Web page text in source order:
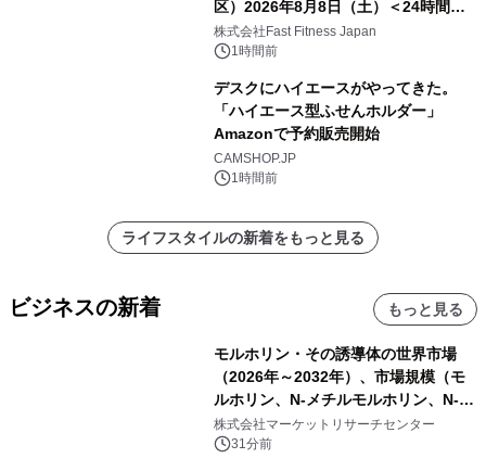
区）2026年8月8日（土）＜24時間年
中無休のフィットネスジム＞
株式会社Fast Fitness Japan
1時間前
デスクにハイエースがやってきた。
「ハイエース型ふせんホルダー」
Amazonで予約販売開始
CAMSHOP.JP
1時間前
ライフスタイルの新着をもっと見る
ビジネスの新着 もっと見る
モルホリン・その誘導体の世界市場
（2026年～2032年）、市場規模（モ
ルホリン、N-メチルモルホリン、N-エ
チルモルホリン、その他）・分析レポ
ートを発表
株式会社マーケットリサーチセンター
31分前